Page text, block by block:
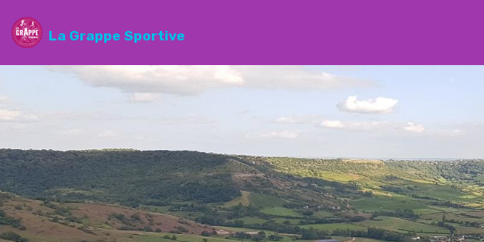
La Grappe Sportive